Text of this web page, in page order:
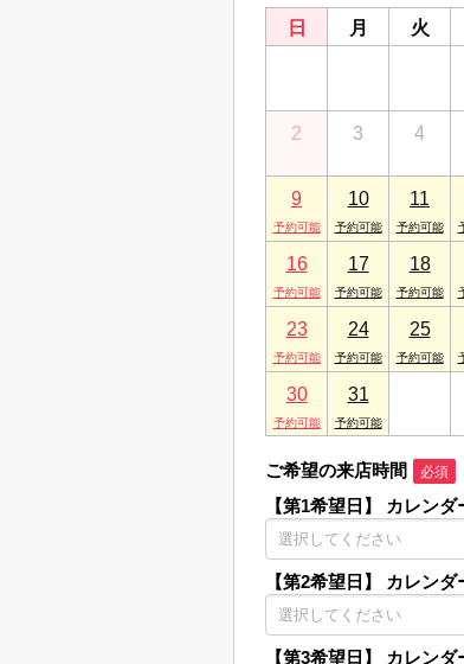
日 月 火
2 3 4
9 10 11
16 17 18
23 24 25
30 31
ご希望の来店時間 必須
【第1希望日】 カレンダ
【第2希望日】 カレンダ
【第3希望日】 カレンダ